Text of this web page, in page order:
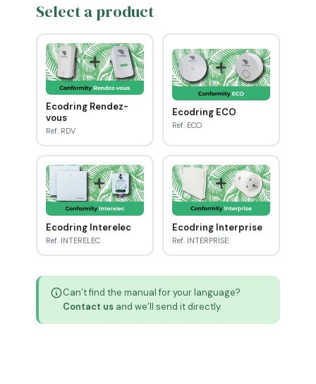
Select a product
Ecodring Rendez-
vous
Ref. RDV
Ecodring ECO
Ref. ECO
Ecodring Interelec
Ref. INTERELEC
Ecodring Interprise
Ref. INTERPRISE
Can’t find the manual for your language?
Contact us and we’ll send it directly.